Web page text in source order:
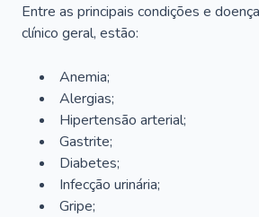
Entre as principais condições e
clínico geral, estão:
Anemia;
Alergias;
Hipertensão arterial;
Gastrite;
Diabetes;
Infecção urinária;
Gripe;